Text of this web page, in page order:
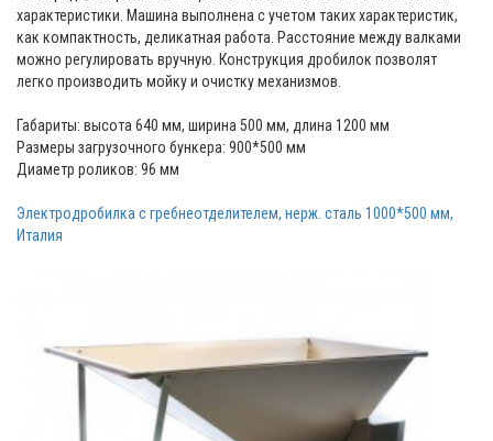
характеристики. Машина выполнена с учетом таких характеристик,
как компактность, деликатная работа. Расстояние между валками
можно регулировать вручную. Конструкция дробилок позволят
легко производить мойку и очистку механизмов.
Габариты: высота 640 мм, ширина 500 мм, длина 1200 мм
Размеры загрузочного бункера: 900*500 мм
Диаметр роликов: 96 мм
Электродробилка с гребнеотделителем, нерж. сталь 1000*500 мм,
Италия